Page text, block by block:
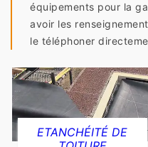
équipements pour la
avoir les
le téléphoner
ETANCHÉITÉ DE